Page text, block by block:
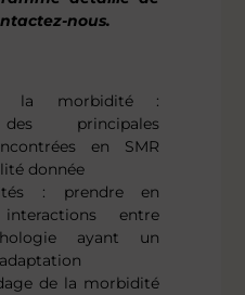
nous.
la morbidité :
principales
en SMR
donnée
: prendre en
entre
ayant un
de la morbidité